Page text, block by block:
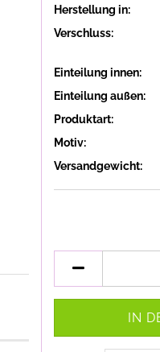
Herstellung in:
Verschluss:
Einteilung innen:
Einteilung außen:
Produktart:
Motiv:
Versandgewicht: